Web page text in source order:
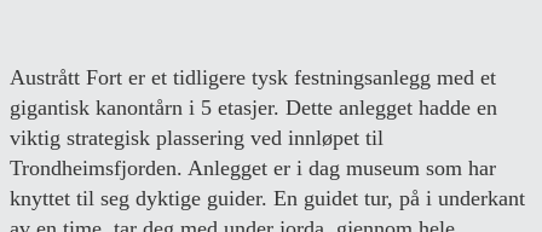
Austrått Fort er et tidligere tysk festningsanlegg med et
gigantisk kanontårn i 5 etasjer. Dette anlegget hadde en
viktig strategisk plassering ved innløpet til
Trondheimsfjorden. Anlegget er i dag museum som har
knyttet til seg dyktige guider. En guidet tur, på i underkant